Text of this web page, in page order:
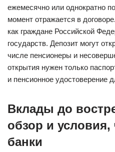
ежемесячно или однократно
момент отражается в
как граждане Российской
государств. Депозит могут
числе пенсионеры и
открытия нужен только
и пенсионное удостоверение
Вклады до
обзор и условия,
банки